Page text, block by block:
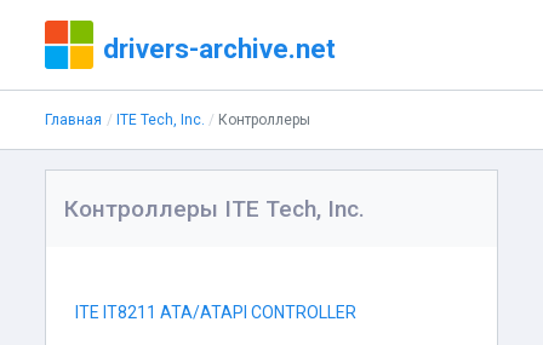
drivers-archive.net
Главная ITE Tech, Inc. Контроллеры
Контроллеры ITE Tech, Inc.
ITE IT8211 ATA/ATAPI CONTROLLER